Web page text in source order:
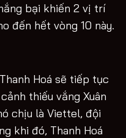
bại khiến 2 vị trí
đến hết vòng 10 này.
Hoá sẽ tiếp tục
thiếu vắng Xuân
chịu là Viettel, đội
khi đó, Thanh Hoá